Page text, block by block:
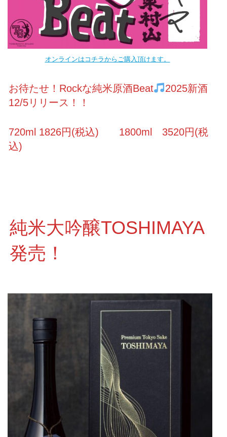
オンラインはコチラからご購入頂けます。
お待たせ！Rockな純米原酒Beat
2025新酒
12/5リリース！！
720ml 1826円(税込) 1800ml 3520円(税
込)
純米大吟醸TOSHIMAYA
発売！